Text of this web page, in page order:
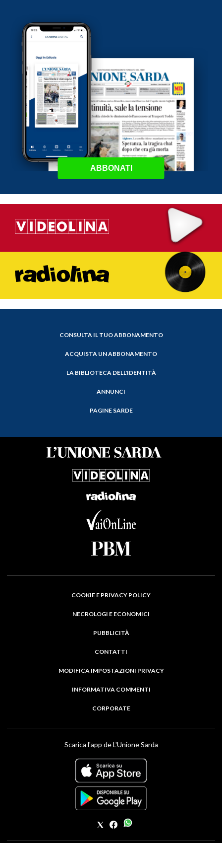
ABBONATI
CONSULTA IL TUO ABBONAMENTO
ACQUISTA UN ABBONAMENTO
LA BIBLIOTECA DELL'IDENTITÀ
ANNUNCI
PAGINE SARDE
COOKIE E PRIVACY POLICY
NECROLOGI E ECONOMICI
PUBBLICITÀ
CONTATTI
MODIFICA IMPOSTAZIONI PRIVACY
INFORMATIVA COMMENTI
CORPORATE
Scarica l'app de L'Unione Sarda